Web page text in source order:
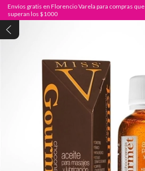
Envíos gratis en Florencio Varela para compras que
superan los $1000